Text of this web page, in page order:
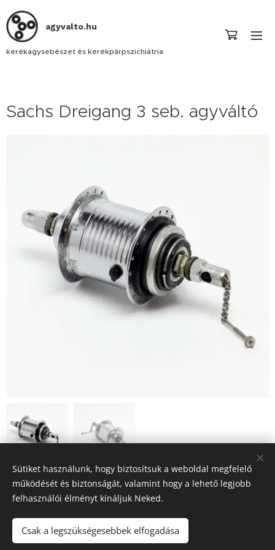
agyvalto.hu
kerékagysebészet és kerékpárpszichiátria
Sachs Dreigang 3 seb. agyváltó
12 900Ft
Sütik
Sütiket használunk, hogy biztosítsuk a weboldal megfelelő
működését és biztonságát, valamint hogy a lehető legjobb
felhasználói élményt kínáljuk Neked.
Csak a legszükségesebbek elfogadása